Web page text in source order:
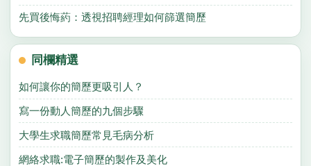
先買後悔葯：透視招聘經理如何篩選簡歷
同欄精選
如何讓你的簡歷更吸引人？
寫一份動人簡歷的九個步驟
大學生求職簡歷常見毛病分析
網絡求職:電子簡歷的製作及美化